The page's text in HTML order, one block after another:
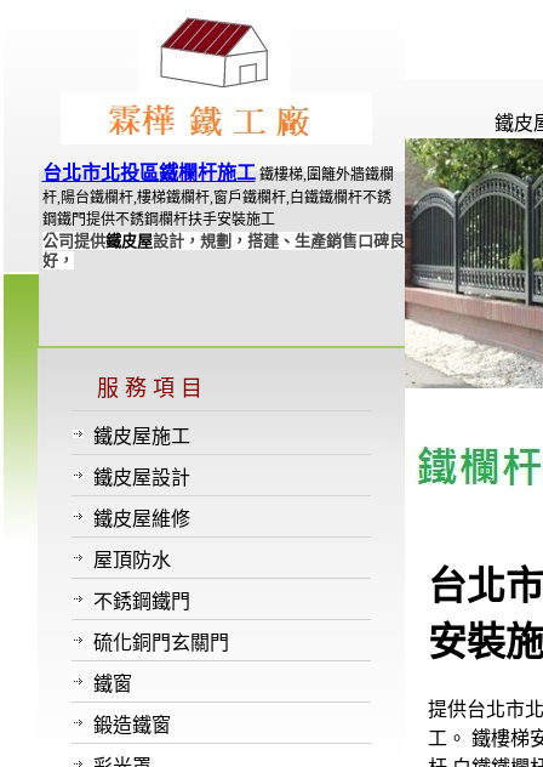
鐵皮
台北市北投區鐵欄杆施工鐵樓梯,圍籬外牆鐵欄
杆,陽台鐵欄杆,樓梯鐵欄杆,窗戶鐵欄杆,白鐵鐵欄杆不銹
鋼鐵門提供不銹鋼欄杆扶手安裝施工
公司提供鐵皮屋設計，規劃，搭建、生產銷售口碑良
好，
服 務 項 目
鐵皮屋施工
鐵皮屋設計
鐵皮屋維修
屋頂防水
不銹鋼鐵門
硫化銅門玄關門
鐵窗
鍛造鐵窗
台北
安裝
提供台北市
工。 鐵樓梯